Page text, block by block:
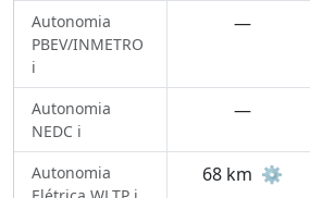
Autonomia
PBEV/INMETRO
ℹ️
—
Autonomia
NEDC ℹ️
—
Autonomia
68 km ⚙️